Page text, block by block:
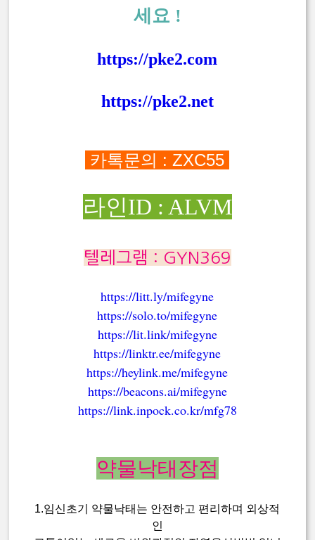
세요 !
https://pke2.com
https://pke2.net
카톡문의 : ZXC55
라인ID : ALVM
텔레그램 : GYN369
https://litt.ly/mifegyne
https://solo.to/mifegyne
https://lit.link/mifegyne
https://linktr.ee/mifegyne
https://heylink.me/mifegyne
https://beacons.ai/mifegyne
https://link.inpock.co.kr/mfg78
약물낙태장점
1.임신초기 약물낙태는 안전하고 편리하며 외상적
인